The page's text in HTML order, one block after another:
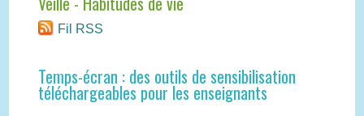
Fil RSS
Temps-écran : des outils de sensibilisation
téléchargeables pour les enseignants